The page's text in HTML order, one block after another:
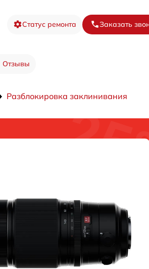
Статус ремонта Заказать
Отзывы
Разблокировка заклинивания